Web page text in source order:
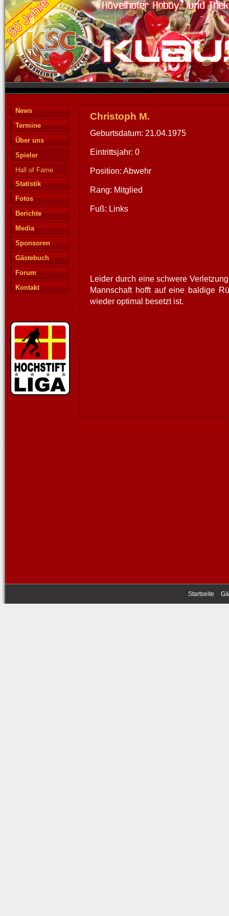
News
Termine
Über uns
Spieler
Hall of Fame
Statistik
Fotos
Berichte
Media
Sponsoren
Gästebuch
Forum
Kontakt
Christoph M.
Geburtsdatum: 21.04.1975
Eintrittsjahr: 0
Position: Abwehr
Rang: Mitglied
Fuß: Links
Leider durch eine schwere
Mannschaft hofft auf eine baldige
wieder optimal besetzt ist.
Startseite